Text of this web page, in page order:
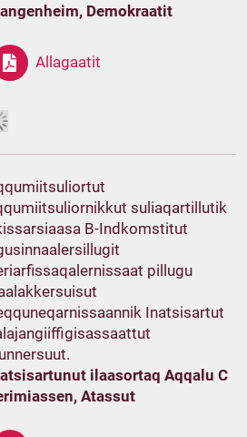
Demokraatit
Allagaatit
suliaqartillutik
B-Indkomstitut
pillugu
Inatsisartut
ilaasortaq Aqqalu C
Atassut